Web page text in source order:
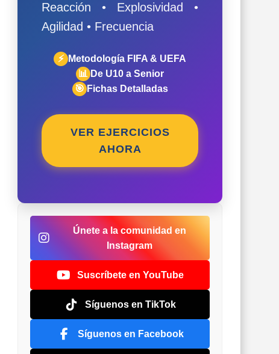
Reacción • Explosividad •
Agilidad • Frecuencia
⚡ Metodología FIFA & UEFA
📊 De U10 a Senior
🎯 Fichas Detalladas
VER EJERCICIOS
AHORA
Únete a la comunidad en
Instagram
Suscríbete en YouTube
Síguenos en TikTok
Síguenos en Facebook